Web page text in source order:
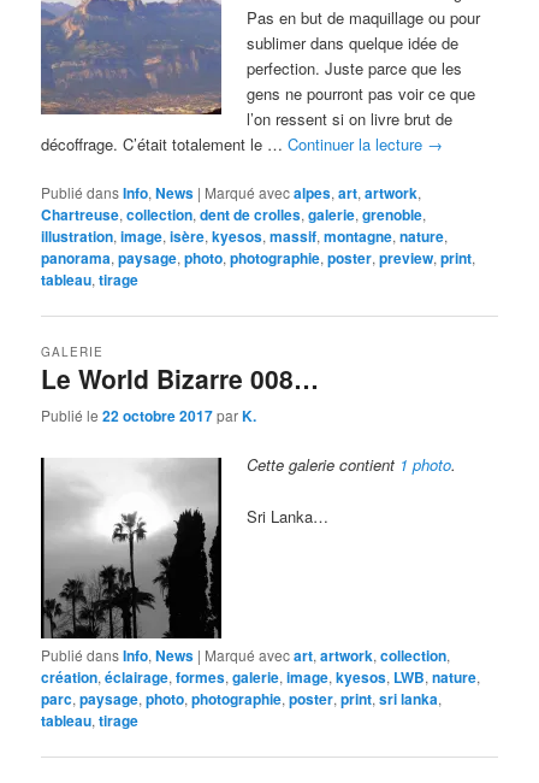
Pas en but de maquillage ou pour
sublimer dans quelque idée de
perfection. Juste parce que les
gens ne pourront pas voir ce que
l’on ressent si on livre brut de
décoffrage. C’était totalement le …Continuer la lecture →
Publié dansInfo,News | Marqué avecalpes,art,artwork,
Chartreuse,collection,dent de crolles,galerie,grenoble,
illustration,image,isère,kyesos,massif,montagne,nature,
panorama,paysage,photo,photographie,poster,preview,print,
tableau,tirage
Le World Bizarre 008…
GALERIE
Publié le22 octobre 2017parK.
Cette galerie contient 1 photo.
Sri Lanka…
Publié dansInfo,News | Marqué avecart,artwork,collection,
création,éclairage,formes,galerie,image,kyesos, LWB,nature,
parc,paysage,photo,photographie,poster,print,sri lanka,
tableau,tirage